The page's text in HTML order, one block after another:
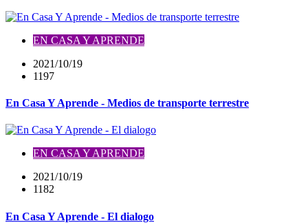
EN CASA Y APRENDE
2021/10/19
1197
En Casa Y Aprende - Medios de transporte terrestre
EN CASA Y APRENDE
2021/10/19
1182
En Casa Y Aprende - El dialogo